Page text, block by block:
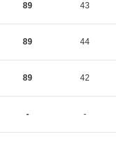
89 43
89 44
89 42
- -